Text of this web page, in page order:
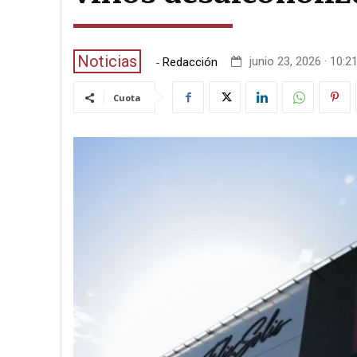
Noticias - Redacción junio 23, 2026 · 10:21
Cuota